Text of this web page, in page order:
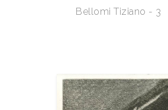
Bellomi Tiziano - 3